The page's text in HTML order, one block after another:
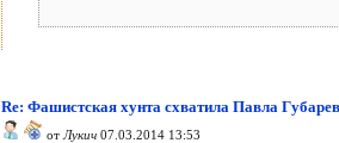
Re: Фашистская хунта схватила Павла
от Лукич 07.03.2014 13:53